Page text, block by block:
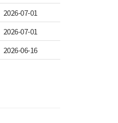
2026-07-01
2026-07-01
2026-06-16